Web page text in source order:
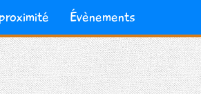
Évènements